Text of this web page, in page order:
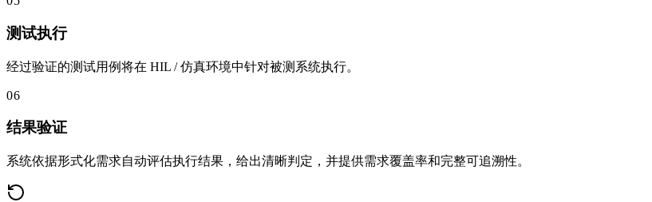
测试执行
经过验证的测试用例将在 HIL / 仿真环境中针对被测系统执行。
06
结果验证
系统依据形式化需求自动评估执行结果，给出清晰判定，并提供需求覆盖率和完整可追溯性。